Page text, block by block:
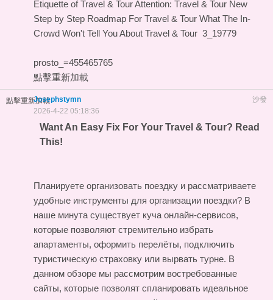
Etiquette of Travel & TourAttention: Travel & Tour New
Step by Step Roadmap For Travel & Tour What The In-
Crowd Won't Tell You About Travel & Tour 3_19779
prosto_=455465765
點擊重新加載
點擊重新加載 沙發
Josephstymn
2026-4-22 05:18:36
Want An Easy Fix For Your Travel & Tour? Read
This!
Планируете организовать поездку и рассматриваете
удобные инструменты для организации поездки? В
наше минута существует куча онлайн-сервисов,
которые позволяют стремительно избрать
апартаменты, оформить перелёты, подключить
туристическую страховку или вырвать турне. В
данном обзоре мы рассмотрим востребованные
сайты, которые позволят спланировать идеальное